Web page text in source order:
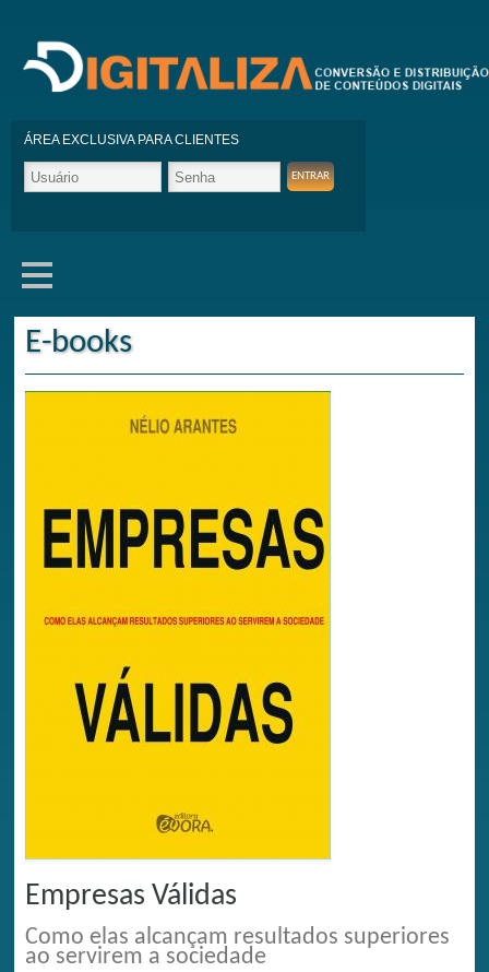
ÁREA EXCLUSIVA PARA CLIENTES
E-books
Empresas Válidas
Como elas alcançam resultados superiores
ao servirem a sociedade